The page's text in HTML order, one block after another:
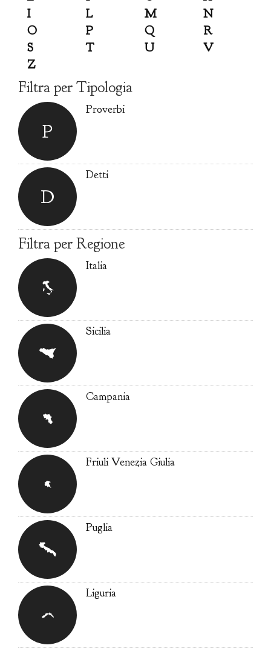
I
L M
N
O
P Q
R
S
T U
V
Z
Filtra per Tipologia
P
Proverbi
D
Detti
Filtra per Regione
Italia
Sicilia
Campania
Friuli Venezia Giulia
Puglia
Liguria